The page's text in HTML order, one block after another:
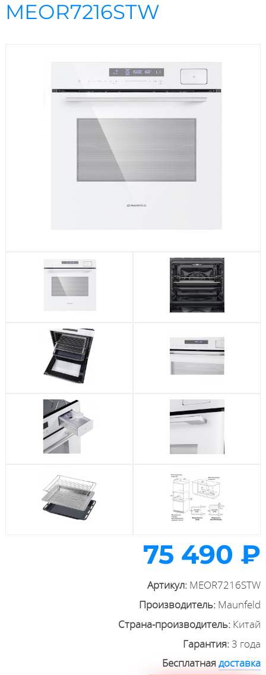
MEOR7216STW
75 490 ₽
Артикул: MEOR7216STW
Производитель: Maunfeld
Страна-производитель: Китай
Гарантия:3 года
Бесплатнаядоставка